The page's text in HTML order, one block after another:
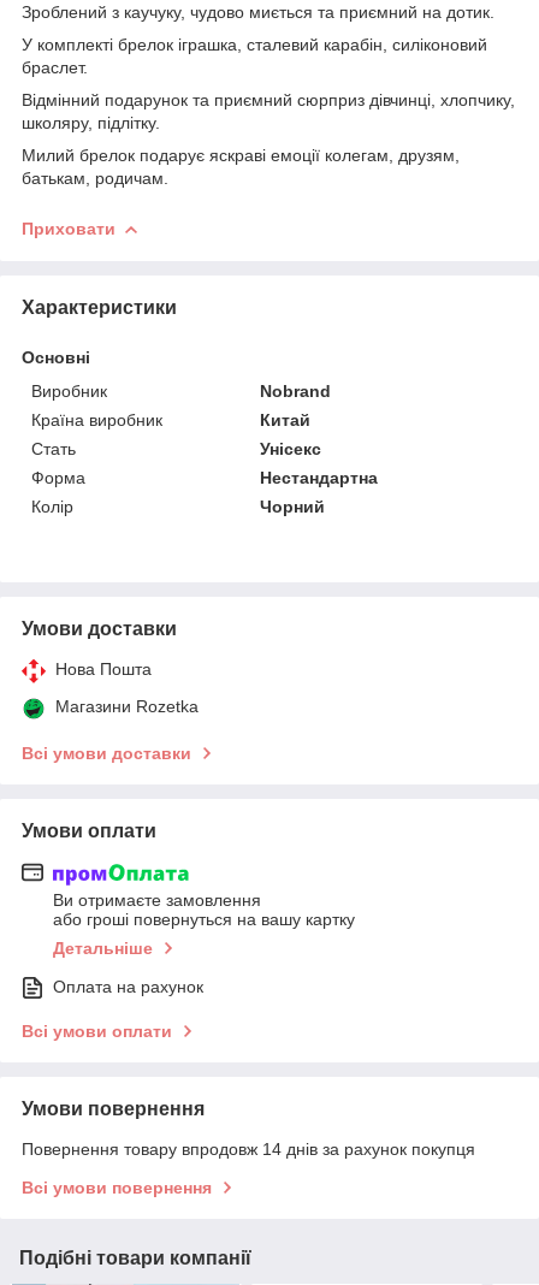
Зроблений з каучуку, чудово миється та приємний на дотик.
У комплекті брелок іграшка, сталевий карабін, силіконовий
браслет.
Відмінний подарунок та приємний сюрприз дівчинці, хлопчику,
школяру, підлітку.
Милий брелок подарує яскраві емоції колегам, друзям,
батькам, родичам.
Приховати
Характеристики
Основні
Виробник
Nobrand
Країна виробник
Китай
Стать
Унісекс
Форма
Нестандартна
Колір
Чорний
Умови доставки
Нова Пошта
Магазини Rozetka
Всі умови доставки
Умови оплати
Ви отримаєте замовлення
або гроші повернуться на вашу картку
Детальніше
Оплата на рахунок
Всі умови оплати
Умови повернення
Повернення товару впродовж 14 днів за рахунок покупця
Всі умови повернення
Подібні товари компанії